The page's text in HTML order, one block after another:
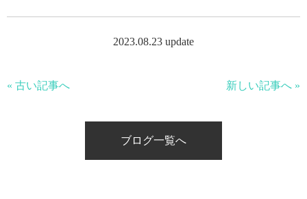
2023.08.23 update
« 古い記事へ 新しい記事へ »
ブログ一覧へ